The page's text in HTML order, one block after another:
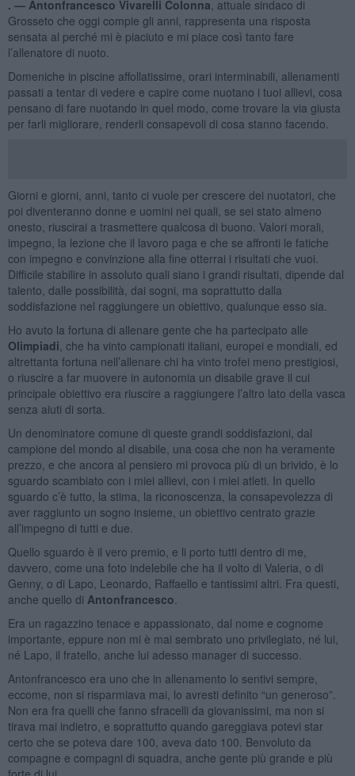
. — Antonfrancesco Vivarelli Colonna , attuale sindaco di
Grosseto che oggi compie gli anni, rappresenta una risposta
sensata al perché mi è piaciuto e mi piace così tanto fare
l’allenatore di nuoto.
Domeniche in piscine affollatissime, orari interminabili, allenamenti
passati a tentar di vedere e capire come nuotano i tuoi allievi, cosa
pensano di fare nuotando in quel modo, come trovare la via giusta
per farli migliorare, renderli consapevoli di cosa stanno facendo.
Giorni e giorni, anni, tanto ci vuole per crescere dei nuotatori, che
poi diventeranno donne e uomini nei quali, se sei stato almeno
onesto, riuscirai a trasmettere qualcosa di buono. Valori morali,
impegno, la lezione che il lavoro paga e che se affronti le fatiche
con impegno e convinzione alla fine otterrai i risultati che vuoi.
Difficile stabilire in assoluto quali siano i grandi risultati, dipende dal
talento, dalle possibilità, dai sogni, ma soprattutto dalla
soddisfazione nel raggiungere un obiettivo, qualunque esso sia.
Ho avuto la fortuna di allenare gente che ha partecipato alle
Olimpiadi , che ha vinto campionati italiani, europei e mondiali, ed
altrettanta fortuna nell’allenare chi ha vinto trofei meno prestigiosi,
o riuscire a far muovere in autonomia un disabile grave il cui
principale obiettivo era riuscire a raggiungere l’altro lato della vasca
senza aiuti di sorta.
Un denominatore comune di queste grandi soddisfazioni, dal
campione del mondo al disabile, una cosa che non ha veramente
prezzo, e che ancora al pensiero mi provoca più di un brivido, è lo
sguardo scambiato con i miei allievi, con i miei atleti. In quello
sguardo c’è tutto, la stima, la riconoscenza, la consapevolezza di
aver raggiunto un sogno insieme, un obiettivo centrato grazie
all’impegno di tutti e due.
Quello sguardo è il vero premio, e li porto tutti dentro di me,
davvero, come una foto indelebile che ha il volto di Valeria, o di
Genny, o di Lapo, Leonardo, Raffaello e tantissimi altri. Fra questi,
anche quello di Antonfrancesco
Era un ragazzino tenace e appassionato, dal nome e cognome
importante, eppure non mi è mai sembrato uno privilegiato, né lui,
né Lapo, il fratello, anche lui adesso manager di successo.
Antonfrancesco era uno che in allenamento lo sentivi sempre,
eccome, non si risparmiava mai, lo avresti definito “un generoso”.
Non era fra quelli che fanno sfracelli da giovanissimi, ma non si
tirava mai indietro, e soprattutto quando gareggiava potevi star
certo che se poteva dare 100, aveva dato 100. Benvoluto da
compagne e compagni di squadra, anche gente più grande e più